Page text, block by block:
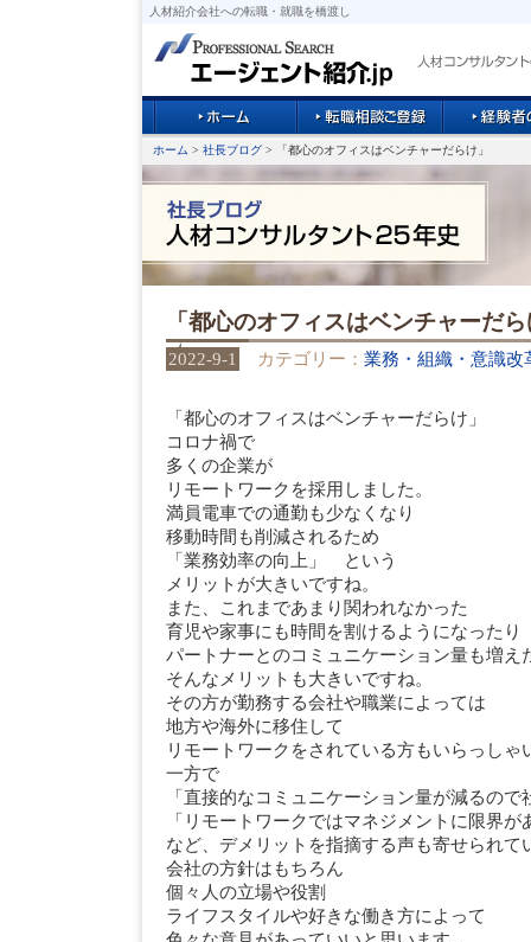
人材紹介会社への転職・就職を橋渡し
ホーム > 社長ブログ > 「都心のオフィスはベンチャーだらけ」
「都心のオフィスはベンチャーだ
2022-9-1 カテゴリー： 業務・組織・意識改
「都心のオフィスはベンチャーだらけ」
コロナ禍で
多くの企業が
リモートワークを採用しました。
満員電車での通勤も少なくなり
移動時間も削減されるため
「業務効率の向上」 という
メリットが大きいですね。
また、これまであまり関われなかった
育児や家事にも時間を割けるようになったり
パートナーとのコミュニケーション量も増え
そんなメリットも大きいですね。
その方が勤務する会社や職業によっては
地方や海外に移住して
リモートワークをされている方もいらっしゃ
一方で
「直接的なコミュニケーション量が減るの
「リモートワークではマネジメントに限界が
など、デメリットを指摘する声も寄せられて
会社の方針はもちろん
個々人の立場や役割
ライフスタイルや好きな働き方によって